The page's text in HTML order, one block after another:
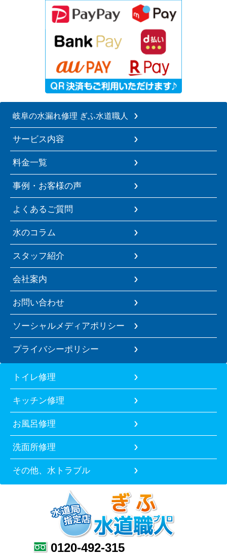
岐阜の水漏れ修理 ぎふ水道職人
サービス内容
料金一覧
事例・お客様の声
よくあるご質問
水のコラム
スタッフ紹介
会社案内
お問い合わせ
ソーシャルメディアポリシー
プライバシーポリシー
トイレ修理
キッチン修理
お風呂修理
洗面所修理
その他、水トラブル
0120-492-315